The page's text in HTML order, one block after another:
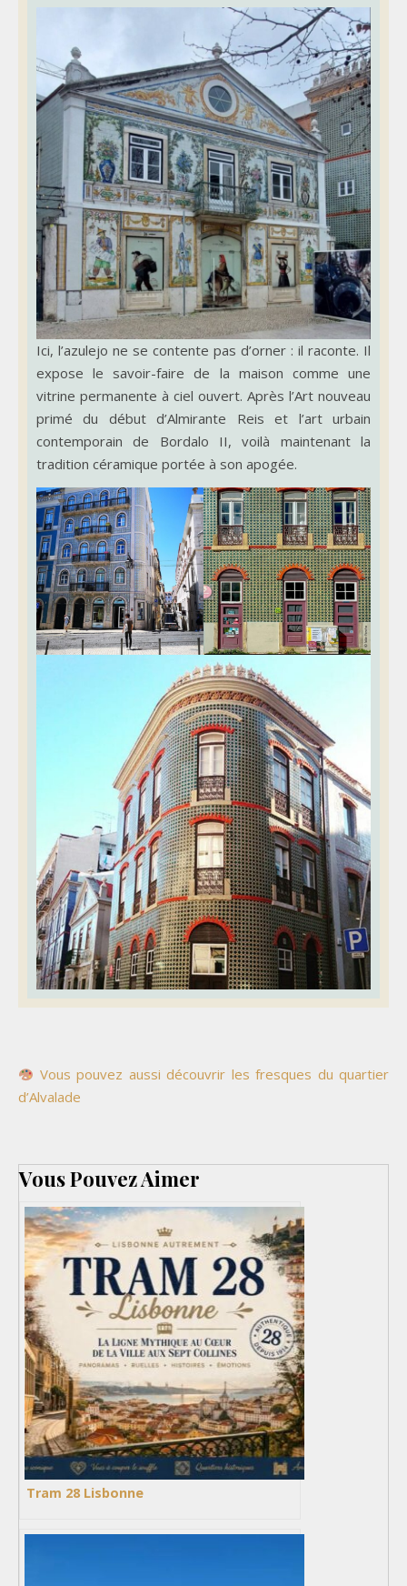
Ici, l’azulejo ne se contente pas d’orner : il raconte. Il
expose le savoir-faire de la maison comme une
vitrine permanente à ciel ouvert. Après l’Art nouveau
primé du début d’Almirante Reis et l’art urbain
contemporain de Bordalo II, voilà maintenant la
tradition céramique portée à son apogée.
Vous pouvez aussi découvrir les fresques du quartier
d’Alvalade
Vous Pouvez Aimer
Tram 28 Lisbonne